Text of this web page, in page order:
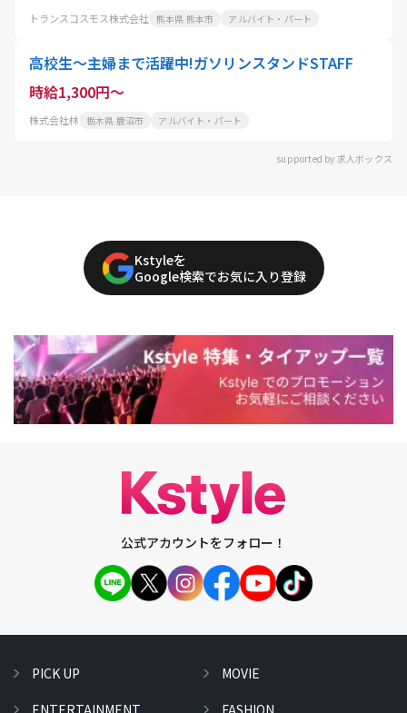
トランスコスモス株式会社 熊本県 熊本市 アルバイト・パート
高校生～主婦まで活躍中!ガソリンスタンドSTAFF
時給1,300円～
株式会社林 栃木県 鹿沼市 アルバイト・パート
supported by 求人ボックス
Kstyleを
Google検索でお気に入り登録
公式アカウントをフォロー！
PICK UP
MOVIE